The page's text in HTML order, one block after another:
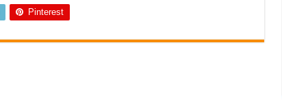
Pinterest